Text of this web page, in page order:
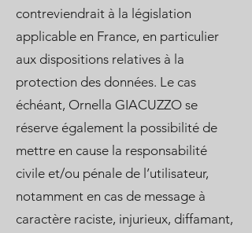
contreviendrait à la législation
applicable en France, en particulier
aux dispositions relatives à la
protection des données. Le cas
échéant, Ornella GIACUZZO se
réserve également la possibilité de
mettre en cause la responsabilité
civile et/ou pénale de l’utilisateur,
notamment en cas de message à
caractère raciste, injurieux, diffamant,